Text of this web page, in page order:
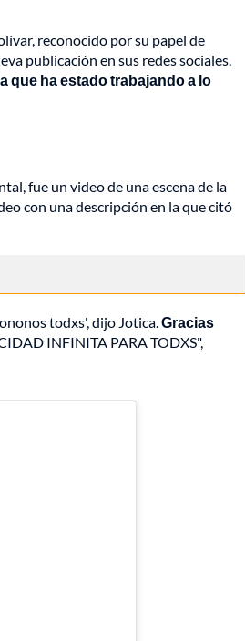
reconocido por su papel de
publicación en sus redes sociales.
que ha estado trabajando a lo
fue un video de una escena de la
con una descripción en la que citó
todxs', dijo Jotica.Gracias
INFINITA PARA TODXS",